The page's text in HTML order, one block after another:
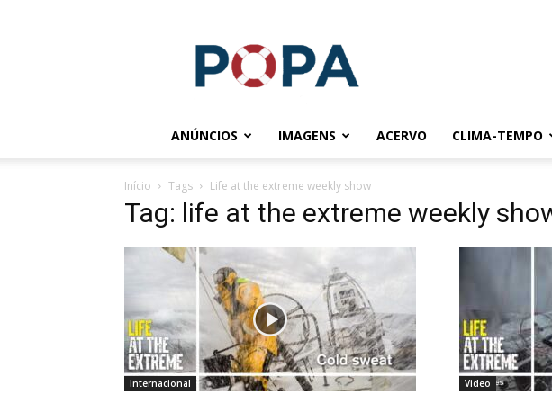
ANÚNCIOS IMAGENS ACERVO CLIMA-TEMPO
Início Tags Life at the extreme weekly show
Tag: life at the extreme weekly
Internacional Video